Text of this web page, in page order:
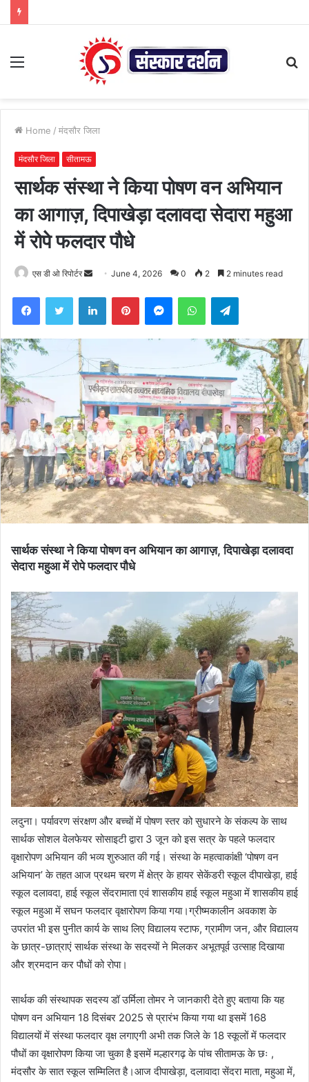
Menu
Home / मंदसौर जिला
मंदसौर जिला सीतामऊ
सार्थक संस्था ने किया पोषण वन अभियान
का आगाज़, दिपाखेड़ा दलावदा सेदारा महुआ
में रोपे फलदार पौधे
एस डी ओ रिपोर्टर
Send June 4, 2026 0 2 2 minutes read
FacebookTwitter LinkedInPinterestMessengerWhatsAppTelegram
सार्थक संस्था ने किया पोषण वन अभियान का आगाज़, दिपाखेड़ा दलावदा
सेदारा महुआ में रोपे फलदार पौधे
लदुना। पर्यावरण संरक्षण और बच्चों में पोषण स्तर को सुधारने के संकल्प के साथ
सार्थक सोशल वेलफेयर सोसाइटी द्वारा 3 जून को इस सत्र के पहले फलदार
वृक्षारोपण अभियान की भव्य शुरुआत की गई। संस्था के महत्वाकांक्षी ‘पोषण वन
अभियान’ के तहत आज प्रथम चरण में क्षेत्र के हायर सेकेंडरी स्कूल दीपाखेड़ा, हाई
स्कूल दलावदा, हाई स्कूल सेंदरामाता एवं शासकीय हाई स्कूल महुआ में शासकीय हाई
स्कूल महुआ में सघन फलदार वृक्षारोपण किया गया।ग्रीष्मकालीन अवकाश के
उपरांत भी इस पुनीत कार्य के साथ लिए विद्यालय स्टाफ, ग्रामीण जन, और विद्यालय
के छात्र-छात्राएं सार्थक संस्था के सदस्यों ने मिलकर अभूतपूर्व उत्साह दिखाया
और श्रमदान कर पौधों को रोपा।
सार्थक की संस्थापक सदस्य डॉ उर्मिला तोमर ने जानकारी देते हुए बताया कि यह
पोषण वन अभियान 18 दिसंबर 2025 से प्रारंभ किया गया था इसमें 168
विद्यालयों में संस्था फलदार वृक्ष लगाएगी अभी तक जिले के 18 स्कूलों में फलदार
पौधों का वृक्षारोपण किया जा चुका है इसमें मल्हारगढ़ के पांच सीतामऊ के छः ,
मंदसौर के सात स्कूल सम्मिलित है।आज दीपाखेड़ा, दलावादा सेंदरा माता, महुआ में,